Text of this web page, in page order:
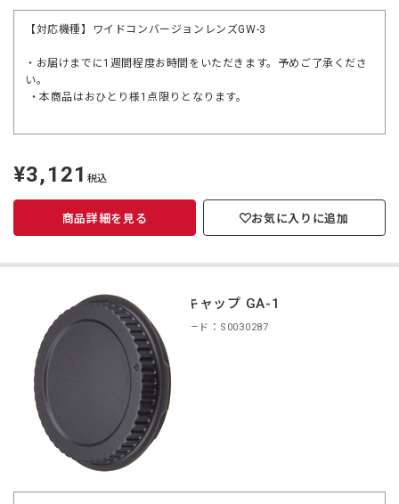
【対応機種】ワイドコンバージョンレンズGW-3
・お届けまでに1週間程度お時間をいただきます。予めご了承くださ
い。
・本商品はおひとり様1点限りとなります。
定
価
¥3,121税込
商品詳細を見る お気に入りに追加
リアキャップ GA-1
商品コード：S0030287